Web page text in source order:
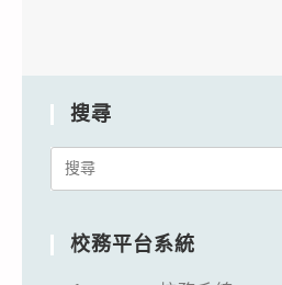
搜尋
Search
校務平台系統